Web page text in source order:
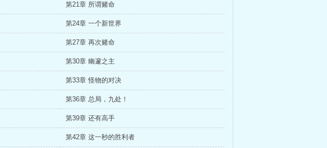
第21章 所谓赌命
第24章 一个新世界
第27章 再次赌命
第30章 幽邃之主
第33章 怪物的对决
第36章 总局，九处！
第39章 还有高手
第42章 这一秒的胜利者